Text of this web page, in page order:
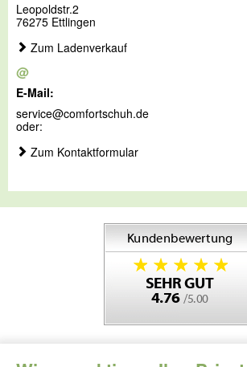
Leopoldstr.2
76275 Ettlingen
Zum Ladenverkauf
@
E-Mail:
service@comfortschuh.de
oder:
Zum Kontaktformular